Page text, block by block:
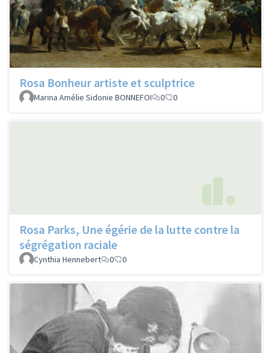
Rosa Bonheur artiste et sculptrice
Marina Amélie Sidonie BONNEFOI 0 0
Rosa Parks, Une égérie de la lutte contre la
ségrégation raciale
Cynthia Hennebert 0 0